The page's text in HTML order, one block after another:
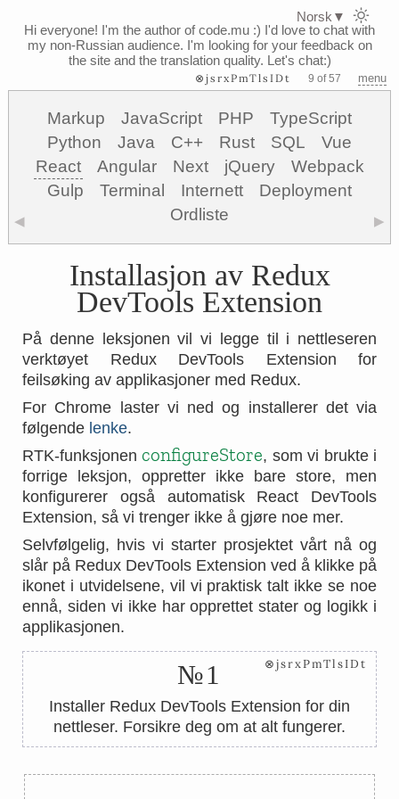
Hi everyone! I'm the author of code.mu :) I'd love to chat with
my non-Russian audience. I'm looking for your feedback on
the site and the translation quality. Let's chat:)
⊗jsrxPmTlsIDt 9 of 57 menu
Markup JavaScript PHP
TypeScript
Python
Java C++ Rust SQL
Vue
React
Angular Next jQuery
Webpack
Gulp
Terminal Internett
Deployment
Ordliste
◀ ▶
Installasjon av Redux
DevTools Extension
På denne leksjonen vil vi legge til i nettleseren
verktøyet Redux DevTools Extension for
feilsøking av applikasjoner med Redux.
For Chrome laster vi ned og installerer det via
følgende lenke.
RTK-funksjonenconfigureStore, som vi brukte i
forrige leksjon, oppretter ikke bare store, men
konfigurerer også automatisk React DevTools
Extension, så vi trenger ikke å gjøre noe mer.
Selvfølgelig, hvis vi starter prosjektet vårt nå og
slår på Redux DevTools Extension ved å klikke på
ikonet i utvidelsene, vil vi praktisk talt ikke se noe
ennå, siden vi ikke har opprettet stater og logikk i
applikasjonen.
№1 ⊗jsrxPmTlsIDt
Installer Redux DevTools Extension for din
nettleser. Forsikre deg om at alt fungerer.
Norsk ▼